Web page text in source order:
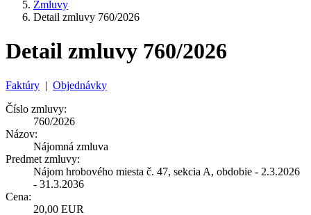
Zmluvy
Detail zmluvy 760/2026
Detail zmluvy 760/2026
Faktúry | Objednávky
Číslo zmluvy:
760/2026
Názov:
Nájomná zmluva
Predmet zmluvy:
Nájom hrobového miesta č. 47, sekcia A, obdobie - 2.3.2026
- 31.3.2036
Cena:
20,00 EUR